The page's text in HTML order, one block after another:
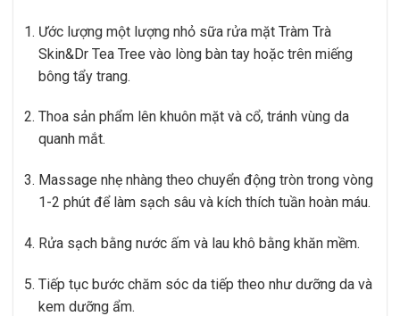
Ước lượng một lượng nhỏ sữa rửa mặt Tràm Trà
Skin&Dr Tea Tree vào lòng bàn tay hoặc trên miếng
bông tẩy trang.
Thoa sản phẩm lên khuôn mặt và cổ, tránh vùng da
quanh mắt.
Massage nhẹ nhàng theo chuyển động tròn trong vòng
1-2 phút để làm sạch sâu và kích thích tuần hoàn máu.
Rửa sạch bằng nước ấm và lau khô bằng khăn mềm.
Tiếp tục bước chăm sóc da tiếp theo như dưỡng da và
kem dưỡng ẩm.